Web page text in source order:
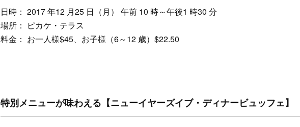
日時： 2017 年12 月25 日（月） 午前 10 時～午後1 時30 分
場所： ピカケ・テラス
料金： お一人様$45、お子様（6～12 歳）$22.50
特別メニューが味わえる【ニューイヤーズイブ・ディナービュッフェ】